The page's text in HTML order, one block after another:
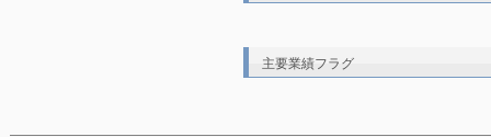
主要業績フラグ